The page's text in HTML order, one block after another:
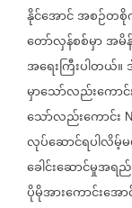
နိုင်အောင်အစဉ်တ
တော်လှန်စစ်မှာအမိ
အရေးကြီးပါတယ်။
မှာသော်လည်းကောင်
သော်လည်းကောင်း
လုပ်ဆောင်ရပါလိမ့်
ခေါင်းဆောင်မှုအရ
ပိုမိုအားကောင်းအေ